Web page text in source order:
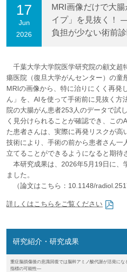
入学案内
社会貢献
企業の方大学院志望の方医学部志望の方卒
お問い合わせ交通アクセス
17
Jun
2026
MRI画像だけで大
イプ」を見抜く！
負担が少ない術前
千葉大学大学院医学研究院の顧文超
瘍医院（復旦大学がんセンター）の童
MRIの画像から、特に治りにくく再発
ん」を、AIを使って手術前に見抜く方
院の大腸がん患者253人のデータで試
く見分けられることが確認でき、この
た患者さんは、実際に再発リスクが高
技術により、手術の前から患者さん一
立てることができるようになると期待
本研究成果は、2026年5月19日に、
ました。
（論文はこちら：10.1148/
詳しくはこちらをご覧ください
研究紹介・研究成果
重症脳損傷後の意識回復では脳幹アミノ酸代謝が活発に
指標の可能性―